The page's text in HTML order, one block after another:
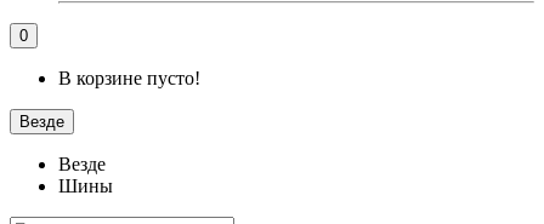
0
В корзине пусто!
Везде
Везде
Шины